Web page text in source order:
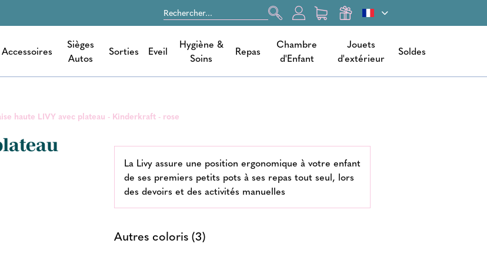
Accessoires
Sièges
Autos
Sorties Eveil
Hygiène &
Soins
Repas
Chambre
d'Enfant
Jouets
d'extérieur
Soldes
haute LIVY avec plateau - Kinderkraft - rose
La Livy assure une position ergonomique à votre enfant
de ses premiers petits pots à ses repas tout seul, lors
des devoirs et des activités manuelles
Autres coloris (3)